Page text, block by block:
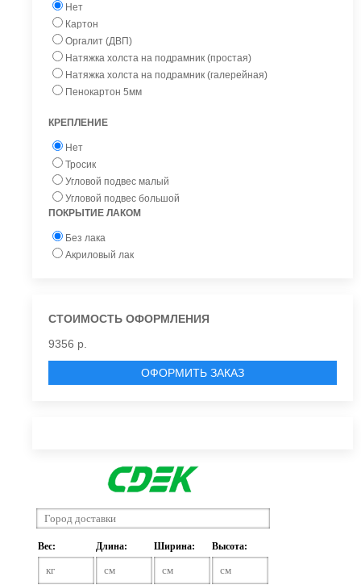
Нет
Картон
Оргалит (ДВП)
Натяжка холста на подрамник (простая)
Натяжка холста на подрамник (галерейная)
Пенокартон 5мм
КРЕПЛЕНИЕ
Нет
Тросик
Угловой подвес малый
Угловой подвес большой
ПОКРЫТИЕ ЛАКОМ
Без лака
Акриловый лак
СТОИМОСТЬ ОФОРМЛЕНИЯ
9356 р.
ОФОРМИТЬ ЗАКАЗ